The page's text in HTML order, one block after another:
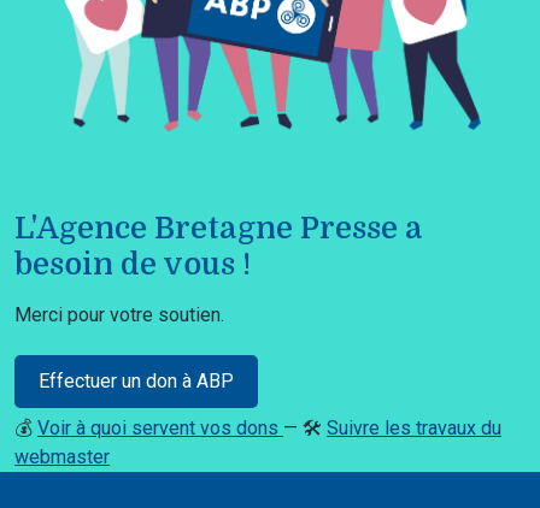
L'Agence Bretagne Presse a
besoin de vous !
Merci pour votre soutien.
Effectuer un don à ABP
💰 Voir à quoi servent vos dons — 🛠️ Suivre les travaux du
webmaster